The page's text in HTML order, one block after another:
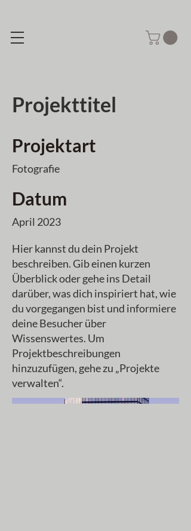
Projekttitel
Projektart
Fotografie
Datum
April 2023
Hier kannst du dein Projekt
beschreiben. Gib einen kurzen
Überblick oder gehe ins Detail
darüber, was dich inspiriert hat, wie
du vorgegangen bist und informiere
deine Besucher über
Wissenswertes. Um
Projektbeschreibungen
hinzuzufügen, gehe zu „Projekte
verwalten“.